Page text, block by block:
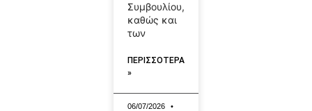
Συμβουλίου,
καθώς και
των
ΠΕΡΙΣΣΟΤΕΡΑ
»
06/07/2026